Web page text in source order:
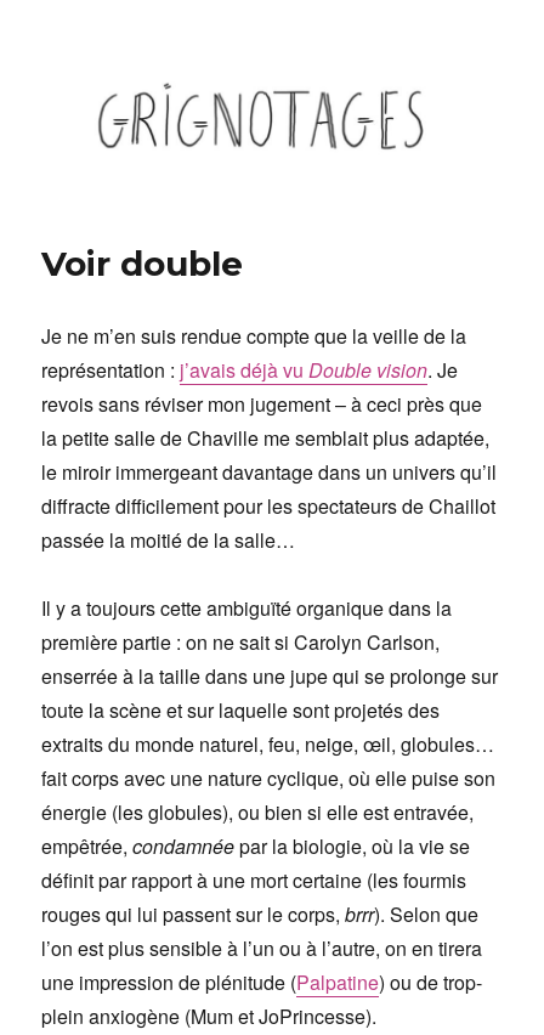
Voir double
Je ne m’en suis rendue compte que la veille de la
représentation : j’avais déjà vuDouble vision. Je
revois sans réviser mon jugement – à ceci près que
la petite salle de Chaville me semblait plus adaptée,
le miroir immergeant davantage dans un univers qu’il
diffracte difficilement pour les spectateurs de Chaillot
passée la moitié de la salle…
Il y a toujours cette ambiguïté organique dans la
première partie : on ne sait si Carolyn Carlson,
enserrée à la taille dans une jupe qui se prolonge sur
toute la scène et sur laquelle sont projetés des
extraits du monde naturel, feu, neige, œil, globules…
fait corps avec une nature cyclique, où elle puise son
énergie (les globules), ou bien si elle est entravée,
empêtrée,condamnéepar la biologie, où la vie se
définit par rapport à une mort certaine (les fourmis
rouges qui lui passent sur le corps,brrr). Selon que
l’on est plus sensible à l’un ou à l’autre, on en tirera
une impression de plénitude (Palpatine) ou de trop-
plein anxiogène (Mum et JoPrincesse).